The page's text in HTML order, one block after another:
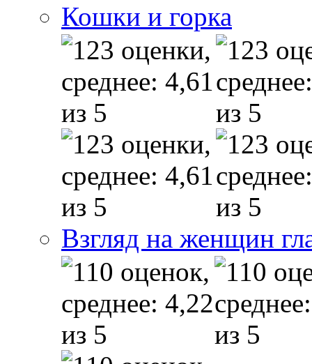
Кошки и горка
Взгляд на женщин